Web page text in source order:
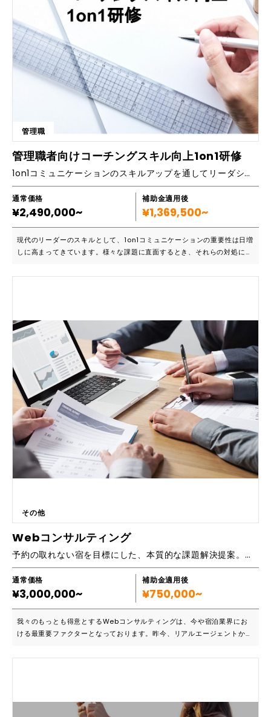
営業活動をまい進させます。 ■カリキュラム一覧 全3回のプログラムで初
回は対面式で開催します。 【1講目】ニード喚起と患者さんが本音を話し
やすいマニュアル作り ・お客様が話しやすい流れを作る商談環境の作り
方 ・お客様からよくいただく質問の分類わけと、その応え方 ・事前準備
で9割の質問に応えるスクリプトの作り方 【2講目】お客様満足→感動に
つながるフォローアップの仕組みづくり ・顧客満足の測定と向上を目指
す質問のタイミングと仕方 ・ご契約後に顧客満足を高めるコミュニケー
ション ・LTV(ライフタイムバリュー)を高める関わり方とそのポイント
【3講目】紹介の連鎖を生み出すフォローアップと提案 ・顧客満足→感動
をご紹介につなげるコミュニケーション ・ご紹介の種類と、タイプ別の
提案の仕方 ・まとめと継続的な成長のために変えないこと、変え続ける
こと ■料金 研修費 80万円/月×2カ月（交通費、宿泊費は別途負担）
管理職
管理職者向けコーチングスキル向上1on1研修
1on1コミュニケーションのスキルアップを通してリーダシップを高め組織を導く力を身る！
通常価格
¥2,490,000~
補助金適用後
¥1,369,500~
現代のリーダーのスキルとして、1on1コミュニケーションの重要性は日増
しに高まってきています。様々な課題に直面するとき、それらの対処に必
ームメンバーに対する強い影響力を持っています。リーダーがどのように
の信頼関係が築けない ・部下のモチベーションを引き出せない 本研修の
講師を務めるのは、弊社の取締役会長をと止める湯ノ口広志。最先端の心
理学や脳科学を取り入れ、４万人以上のビジネスマンを育成してきた人材
開発のプロフェッショナルが、部下の成長や成果に繋がる効果的なコミュ
ニケーションスキルをご紹介いたします。現在弊社では公開型研修とオン
ライン研修双方を通じて組織開発を行っていますが、本研修はオンライン
ではなく、リアルで受講いただけます。 ■講座概要 ・リアル講義講義 ・
９時～１８時×６日 ■研修カリキュラム １日目 ・心理的安全性のある環
境づくり／関係性づくり ・傾聴と承認 ・スプーン理論 ・相互主観を持ち
上げる 二日目 ・問いの質を上げる①／ゴール設定 ・ソリューションフォ
ーカストアプローチ ・スケーリング 三日目 ・問いの質を上げる②／リソ
ースの発見と活用 ・例外探し ・コービング ・リフレーミング ・リソー
スとは 四日目 ・問いの質を上げる③／フィードバック ・相手を傷つけな
その他
Webコンサルティング
予約の取れない宿を目標にした、本質的な課題解決提案。宿泊コンサルティング。
通常価格
¥3,000,000~
補助金適用後
¥750,000~
我々のもっとも得意とするWebコンサルティングは、今や宿泊業界にお
ける最重要ファクターとなっております。昨今、リアルエージェントから
イト経由の集客をお手伝いできるように様々なご提案をさせて頂きます。
はしているが、思うように伸びない こんなことでお困りではないです